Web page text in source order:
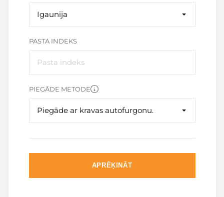
Igaunija
PASTA INDEKS
PIEGĀDE METODE
Piegāde ar kravas autofurgonu.
APRĒĶINĀT